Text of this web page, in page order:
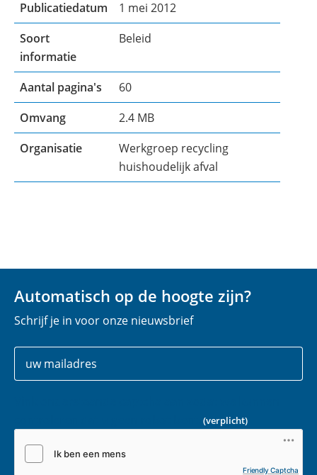
Publicatiedatum
1 mei 2012
Soort
informatie
Beleid
Aantal pagina's
60
Omvang
2.4 MB
Organisatie
Werkgroep recycling
huishoudelijk afval
Automatisch op de hoogte zijn?
Schrijf je in voor onze nieuwsbrief
Uw
gegevens
E
i
(verplicht)
Friendly Captcha